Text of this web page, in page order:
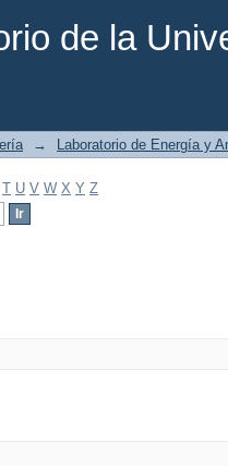
de la
→ Laboratorio de Energía y
T U V W X Y Z